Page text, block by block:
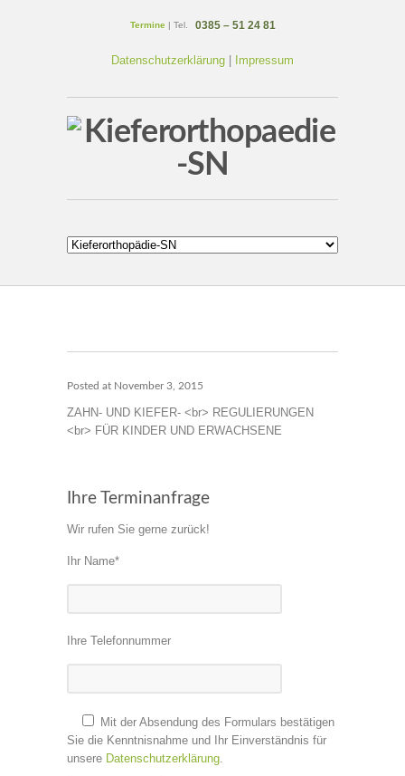
Termine| Tel. 0385 – 51 24 81
Datenschutzerklärung Impressum
Posted at November 3, 2015
ZAHN- UND KIEFER- <br> REGULIERUNGEN
<br> FÜR KINDER UND ERWACHSENE
Ihre Terminanfrage
Wir rufen Sie gerne zurück!
Ihr Name*
Ihre Telefonnummer
Mit der Absendung des Formulars bestätigen
Sie die Kenntnisnahme und Ihr Einverständnis für
unsere Datenschutzerklärung.